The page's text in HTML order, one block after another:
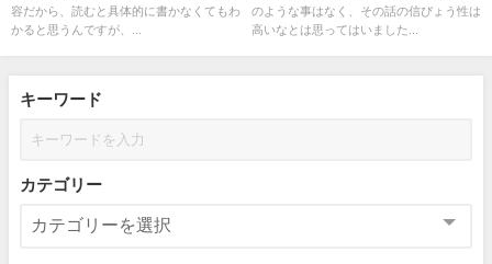
容だから、読むと具体的に書かなくてもわ
かると思うんですが、...
のような事はなく、その話の信ぴょう性は
高いなとは思ってはいました...
キーワード
カテゴリー